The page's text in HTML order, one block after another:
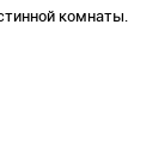
комнаты.